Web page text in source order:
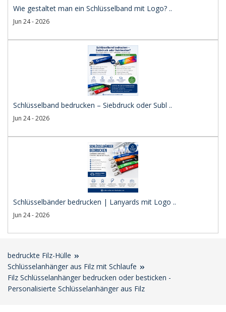
Wie gestaltet man ein Schlüsselband mit Logo? ..
Jun 24 - 2026
Schlüsselband bedrucken – Siebdruck oder Subl ..
Jun 24 - 2026
Schlüsselbänder bedrucken | Lanyards mit Logo ..
Jun 24 - 2026
bedruckte Filz-Hülle
Schlüsselanhänger aus Filz mit Schlaufe
Filz Schlüsselanhänger bedrucken oder besticken -
Personalisierte Schlüsselanhänger aus Filz